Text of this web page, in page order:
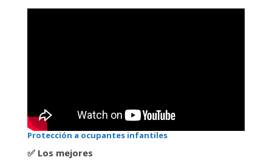
Protección a ocupantes infantiles
✅ Los mejores